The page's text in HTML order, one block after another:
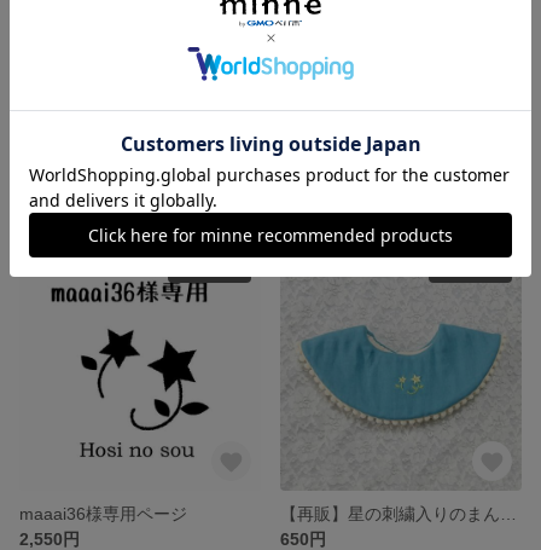
mmmichan27様専用ページ
1,250円
kanaaa-219様専用ページ
1,950円
maaai36様専用ページ
2,550円
650円